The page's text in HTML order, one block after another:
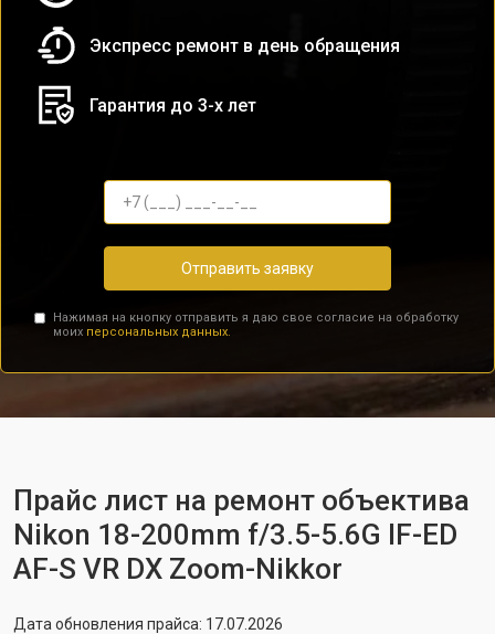
Экспресс ремонт в день обращения
Гарантия до 3-х лет
Отправить заявку
Нажимая на кнопку отправить я даю свое согласие на обработку
моих персональных данных.
Прайс лист на ремонт объектива
Nikon 18-200mm f/3.5-5.6G IF-ED
AF-S VR DX Zoom-Nikkor
Дата обновления прайса: 17.07.2026